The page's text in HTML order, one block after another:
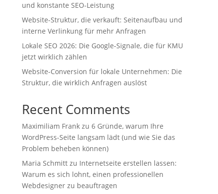
und konstante SEO-Leistung
Website-Struktur, die verkauft: Seitenaufbau und
interne Verlinkung für mehr Anfragen
Lokale SEO 2026: Die Google‑Signale, die für KMU
jetzt wirklich zählen
Website-Conversion für lokale Unternehmen: Die
Struktur, die wirklich Anfragen auslöst
Recent Comments
Maximiliam Frankzu 6 Gründe, warum Ihre
WordPress-Seite langsam lädt (und wie Sie das
Problem beheben können)
Maria Schmittzu Internetseite erstellen lassen:
Warum es sich lohnt, einen professionellen
Webdesigner zu beauftragen